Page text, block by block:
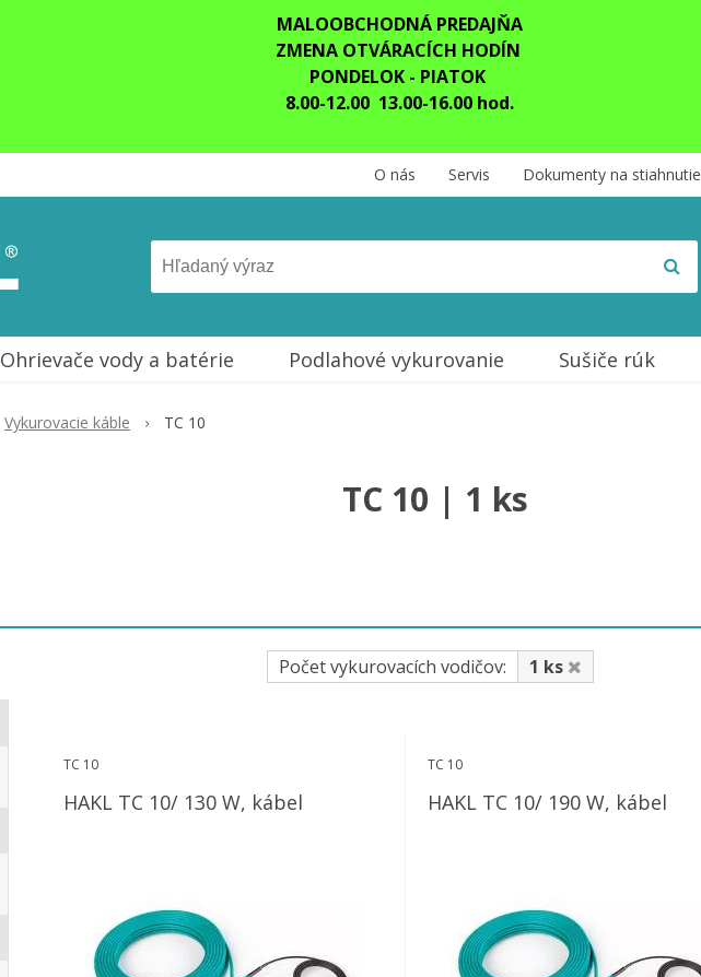
MALOOBCHODNÁ PREDAJŇA
ZMENA OTVÁRACÍCH HODÍN
PONDELOK - PIATOK
8.00-12.00 13.00-16.00 hod.
O nás Servis Dokumenty na stiahnutie
Ohrievače vody a batérie Podlahové vykurovanie Sušiče rúk
Vykurovacie káble TC 10
TC 10 | 1 ks
Počet vykurovacích vodičov: 1 ks
TC 10
HAKL TC 10/ 130 W, kábel
TC 10
HAKL TC 10/ 190 W, kábel